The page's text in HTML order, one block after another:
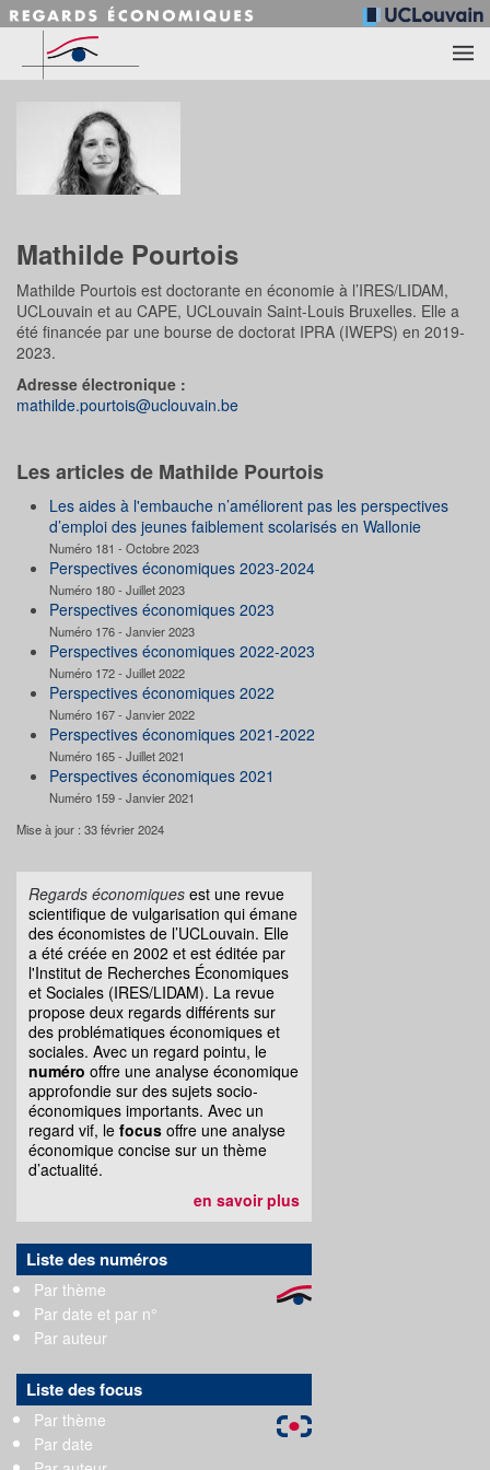
Accéder au contenu principal
Mathilde Pourtois
Mathilde Pourtois est doctorante en économie à l’IRES/LIDAM,
UCLouvain et au CAPE, UCLouvain Saint-Louis Bruxelles. Elle a
été financée par une bourse de doctorat IPRA (IWEPS) en 2019-
2023.
Adresse électronique :
mathilde.pourtois@uclouvain.be
Les articles de Mathilde Pourtois
Les aides à l'embauche n’améliorent pas les perspectives
d’emploi des jeunes faiblement scolarisés en Wallonie
Numéro 181 - Octobre 2023
Perspectives économiques 2023-2024
Numéro 180 - Juillet 2023
Perspectives économiques 2023
Numéro 176 - Janvier 2023
Perspectives économiques 2022-2023
Numéro 172 - Juillet 2022
Perspectives économiques 2022
Numéro 167 - Janvier 2022
Perspectives économiques 2021-2022
Numéro 165 - Juillet 2021
Perspectives économiques 2021
Numéro 159 - Janvier 2021
Mise à jour : 33 février 2024
Regards économiques est une revue
scientifique de vulgarisation qui émane
des économistes de l’UCLouvain. Elle
a été créée en 2002 et est éditée par
l'Institut de Recherches Économiques
et Sociales (IRES/LIDAM). La revue
propose deux regards différents sur
des problématiques économiques et
sociales. Avec un regard pointu, le
numéro offre une analyse économique
approfondie sur des sujets socio-
économiques importants. Avec un
regard vif, le focus offre une analyse
économique concise sur un thème
d’actualité.
en savoir plus
Liste des numéros
Par thème
Par date et par n°
Par auteur
Liste des focus
Par thème
Par date